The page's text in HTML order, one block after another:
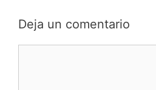
Deja un comentario